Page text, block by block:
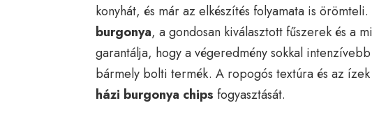
konyhát, és már az elkészítés folyamata is
burgonya, a gondosan kiválasztott fűszerek és a
garantálja, hogy a végeredmény sokkal
bármely bolti termék. A ropogós textúra és az
házi burgonya chips fogyasztását.